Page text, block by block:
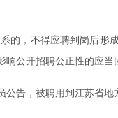
，不得应聘到岗后形
公开招聘公正性的应当
告，被聘用到江苏省地